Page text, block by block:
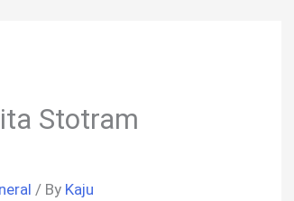
Stotram
/ By Kaju